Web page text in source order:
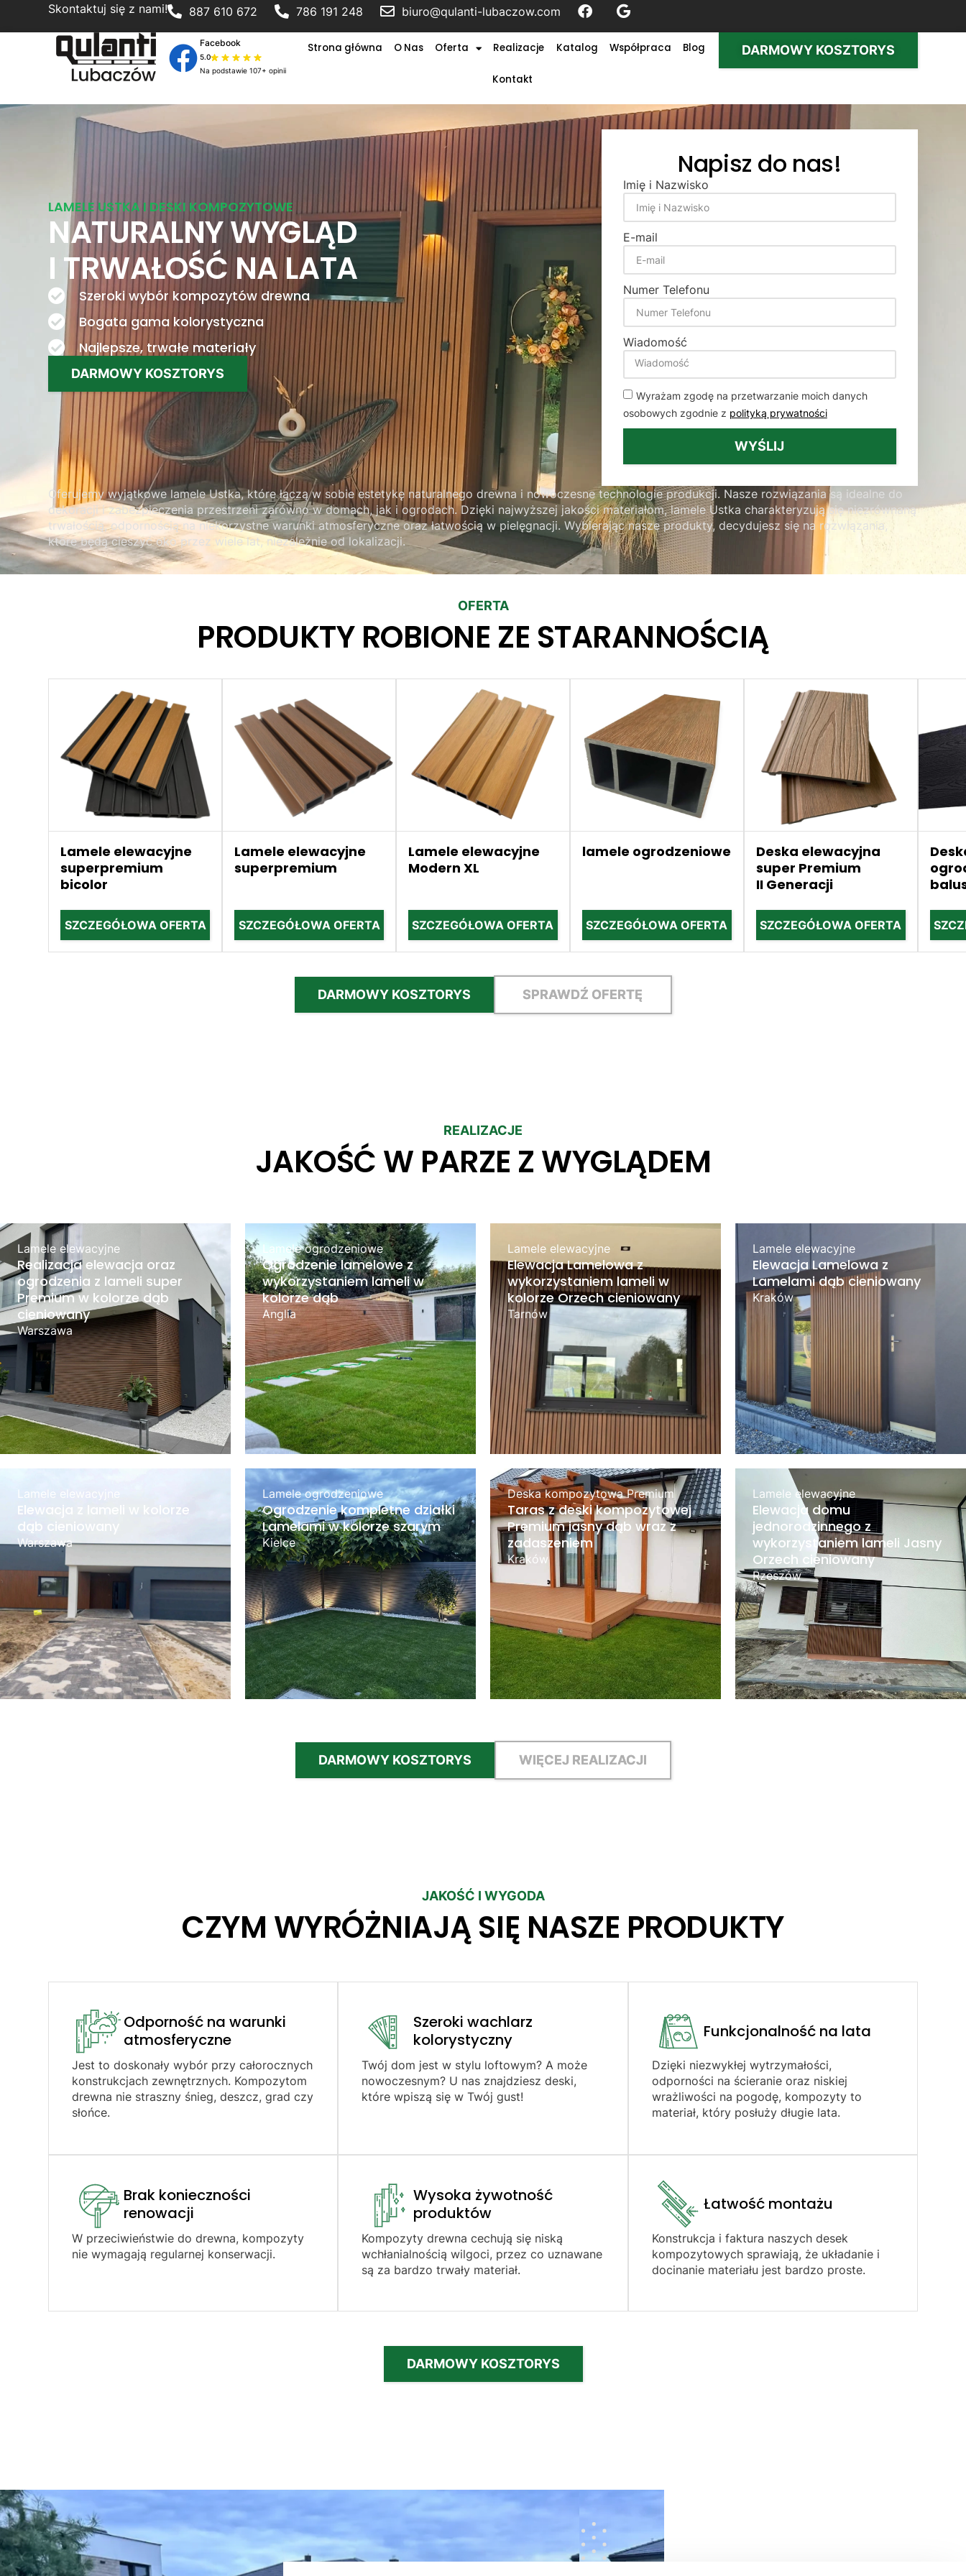
Skontaktuj się z nami! 887 610 672 786 191 248 biuro@qulanti-lubaczow.com
Facebook
5.0
Na podstawie 107+ opinii
Strona główna O Nas Oferta Realizacje Katalog Współpraca Blog
Kontakt
DARMOWY KOSZTORYS
LAMELE USTKA I DESKI KOMPOZYTOWE
NATURALNY WYGLĄD
I TRWAŁOŚĆ NA LATA
Szeroki wybór kompozytów drewna
Bogata gama kolorystyczna
Najlepsze, trwałe materiały
DARMOWY KOSZTORYS
Napisz do nas!
Imię i Nazwisko
E-mail
Numer Telefonu
Wiadomość
Wyrażam zgodę na przetwarzanie moich danych
osobowych zgodnie z polityką prywatności
WYŚLIJ
Oferujemy wyjątkowe lamele Ustka, które łączą w sobie estetykę naturalnego drewna i nowoczesne technologie produkcji. Nasze rozwiązania są idealne do
dekoracji i zabezpieczenia przestrzeni zarówno w domach, jak i ogrodach. Dzięki najwyższej jakości materiałom, lamele Ustka charakteryzują się niezrównaną
trwałością, odpornością na niekorzystne warunki atmosferyczne oraz łatwością w pielęgnacji. Wybierając nasze produkty, decydujesz się na rozwiązania,
które będą cieszyć oko przez wiele lat, niezależnie od lokalizacji.
OFERTA
PRODUKTY ROBIONE ZE STARANNOŚCIĄ
Lamele elewacyjne
superpremium
bicolor
SZCZEGÓŁOWA OFERTA
Lamele elewacyjne
superpremium
SZCZEGÓŁOWA OFERTA
Lamele elewacyjne
Modern XL
SZCZEGÓŁOWA OFERTA
lamele ogrodzeniowe
SZCZEGÓŁOWA OFERTA
Deska elewacyjna
super Premium
II Generacji
SZCZEGÓŁOWA OFERTA
DARMOWY KOSZTORYS SPRAWDŹ OFERTĘ
REALIZACJE
JAKOŚĆ W PARZE Z WYGLĄDEM
Lamele elewacyjne
Realizacja elewacja oraz
ogrodzenia z lameli super
Premium w kolorze dąb
cieniowany
Warszawa
Lamele ogrodzeniowe
Ogrodzenie lamelowe z
wykorzystaniem lameli w
kolorze dąb
Anglia
Lamele elewacyjne
Elewacja Lamelowa z
wykorzystaniem lameli w
kolorze Orzech cieniowany
Tarnów
Lamele elewacyjne
Elewacja Lamelowa z
Lamelami dąb cieniowany
Kraków
Lamele elewacyjne
Elewacja z lameli w kolorze
dąb cieniowany
Warszawa
Lamele ogrodzeniowe
Ogrodzenie kompletne działki
Lamelami w kolorze szarym
Kielce
Deska kompozytowa Premium
Taras z deski kompozytowej
Premium jasny dąb wraz z
zadaszeniem
Kraków
Lamele elewacyjne
Elewacja domu
jednorodzinnego z
wykorzystaniem lameli Jasny
Orzech cieniowany
Rzeszów
DARMOWY KOSZTORYS WIĘCEJ REALIZACJI
JAKOŚĆ I WYGODA
CZYM WYRÓŻNIAJĄ SIĘ NASZE PRODUKTY
Odporność na warunki
atmosferyczne​
Jest to doskonały wybór przy całorocznych
konstrukcjach zewnętrznych. Kompozytom
drewna nie straszny śnieg, deszcz, grad czy
słońce.
Szeroki wachlarz
kolorystyczny
Twój dom jest w stylu loftowym? A może
nowoczesnym? U nas znajdziesz deski,
które wpiszą się w Twój gust!
Funkcjonalność na lata
Dzięki niezwykłej wytrzymałości,
odporności na ścieranie oraz niskiej
wrażliwości na pogodę, kompozyty to
materiał, który posłuży długie lata.
Brak konieczności
renowacji​
W przeciwieństwie do drewna, kompozyty
nie wymagają regularnej konserwacji.
Wysoka żywotność
produktów​
Kompozyty drewna cechują się niską
wchłanialnością wilgoci, przez co uznawane
są za bardzo trwały materiał.
Łatwość montażu​
Konstrukcja i faktura naszych desek
kompozytowych sprawiają, że układanie i
docinanie materiału jest bardzo proste.
DARMOWY KOSZTORYS